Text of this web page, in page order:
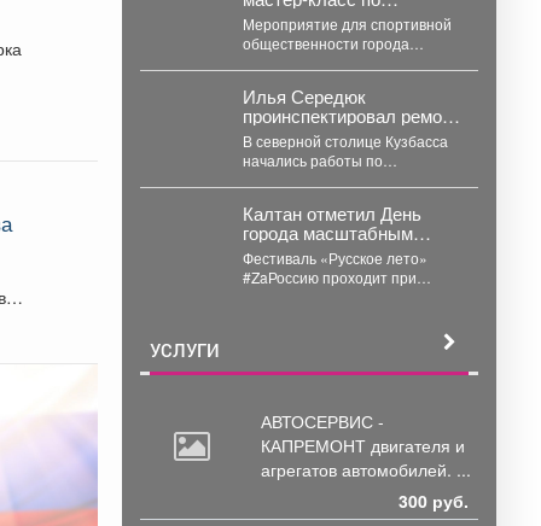
оказанию первой помощи
Мероприятие для спортивной
общественности города
ГБУЗ «Кузбасский клинический
центр медицины...
Илья Середюк
проинспектировал ремонт
улицы Марковцева в
Кемерове
В северной столице Кузбасса
начались работы по
Марковцева -...
Калтан отметил День
города масштабным
фестивалем
Фестиваль «Русское лето»
#ZaРоссию проходит при
Мероприятие посетили около
УСЛУГИ
АВТОСЕРВИС -
КАПРЕМОНТ двигателя и
агрегатов автомобилей. ...
300 руб.